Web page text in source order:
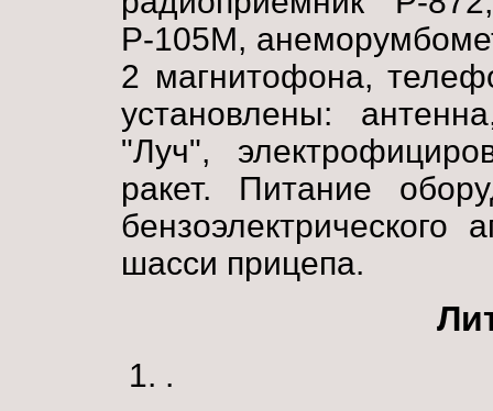
Р-105М,
2 магнитофона,
установлены:
"Луч",
ракет. Питание
бензоэлектрического
шасси прицепа.
.